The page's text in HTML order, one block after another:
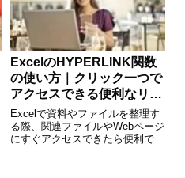
ExcelのHYPERLINK関数
の使い方｜クリック一つで
アクセスできる便利なリン
ク作成
Excelで資料やファイルを整理す
る際、関連ファイルやWebページ
にすぐアクセスできたら便利です